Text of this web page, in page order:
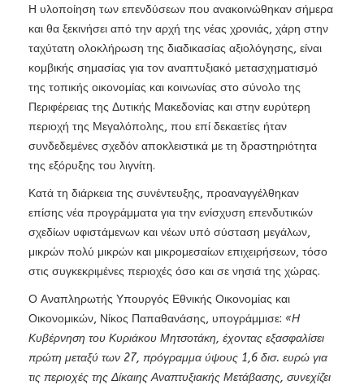
Η υλοποίηση των επενδύσεων που ανακοινώθηκαν σήμερα
και θα ξεκινήσει από την αρχή της νέας χρονιάς, χάρη στην
ταχύτατη ολοκλήρωση της διαδικασίας αξιολόγησης, είναι
κομβικής σημασίας για τον αναπτυξιακό μετασχηματισμό
της τοπικής οικονομίας και κοινωνίας στο σύνολο της
Περιφέρειας της Δυτικής Μακεδονίας και στην ευρύτερη
περιοχή της Μεγαλόπολης, που επί δεκαετίες ήταν
συνδεδεμένες σχεδόν αποκλειστικά με τη δραστηριότητα
της εξόρυξης του λιγνίτη.
Κατά τη διάρκεια της συνέντευξης, προαναγγέλθηκαν
επίσης νέα προγράμματα για την ενίσχυση επενδυτικών
σχεδίων υφιστάμενων και νέων υπό σύσταση μεγάλων,
μικρών πολύ μικρών και μικρομεσαίων επιχειρήσεων, τόσο
στις συγκεκριμένες περιοχές όσο και σε νησιά της χώρας.
Ο Αναπληρωτής Υπουργός Εθνικής Οικονομίας και
Οικονομικών, Νίκος Παπαθανάσης, υπογράμμισε: «Η
Κυβέρνηση του Κυριάκου Μητσοτάκη, έχοντας εξασφαλίσει
πρώτη μεταξύ των 27, πρόγραμμα ύψους 1,6 δισ. ευρώ για
τις περιοχές της Δίκαιης Αναπτυξιακής Μετάβασης, συνεχίζει